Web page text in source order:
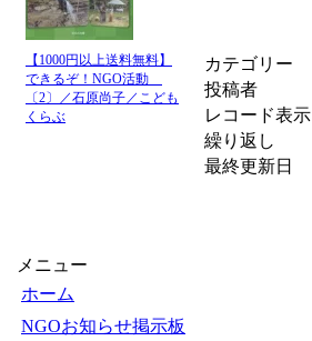
【1000円以上送料無料】
できるぞ！NGO活動
〔2〕／石原尚子／こども
くらぶ
メニュー
ホーム
NGOお知らせ掲示板
カテゴリー
投稿者
レコード表示
繰り返し
最終更新日